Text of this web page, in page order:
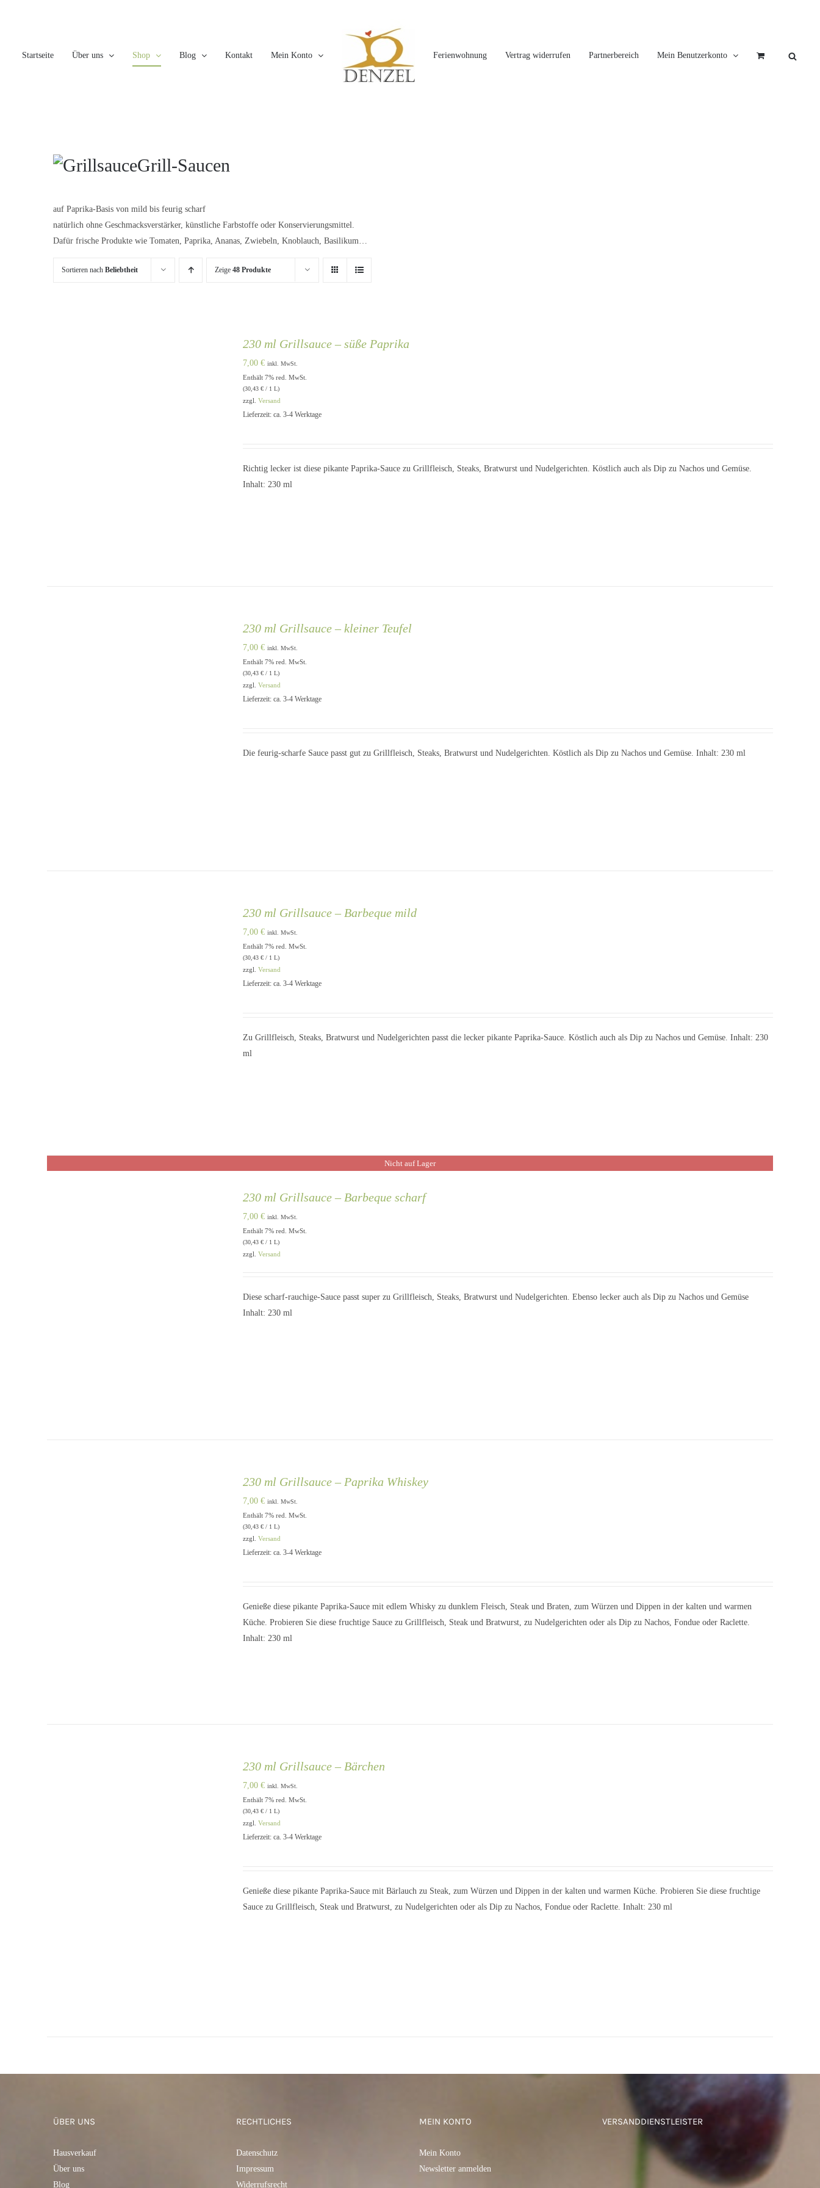
Startseite
Über uns Shop Blog Kontakt Mein Konto Ferienwohnung Vertrag widerrufen Partnerbereich Mein Benutzerkonto
Grill-Saucen
auf Paprika-Basis von mild bis feurig scharf
natürlich ohne Geschmacksverstärker, künstliche Farbstoffe oder Konservierungsmittel.
Dafür frische Produkte wie Tomaten, Paprika, Ananas, Zwiebeln, Knoblauch, Basilikum…
Sortieren nach Beliebtheit Zeige 48 Produkte
230 ml Grillsauce – süße Paprika
7,00€ inkl. MwSt.
Enthält 7% red. MwSt.
(30,43€ / 1 L)
zzgl.Versand
Lieferzeit: ca. 3-4 Werktage
Richtig lecker ist diese pikante Paprika-Sauce zu Grillfleisch, Steaks, Bratwurst und Nudelgerichten. Köstlich auch als Dip zu Nachos und Gemüse.
Inhalt: 230 ml
230 ml Grillsauce – kleiner Teufel
7,00€ inkl. MwSt.
Enthält 7% red. MwSt.
(30,43€ / 1 L)
zzgl.Versand
Lieferzeit: ca. 3-4 Werktage
Die feurig-scharfe Sauce passt gut zu Grillfleisch, Steaks, Bratwurst und Nudelgerichten. Köstlich als Dip zu Nachos und Gemüse. Inhalt: 230 ml
230 ml Grillsauce – Barbeque mild
7,00€ inkl. MwSt.
Enthält 7% red. MwSt.
(30,43€ / 1 L)
zzgl.Versand
Lieferzeit: ca. 3-4 Werktage
Zu Grillfleisch, Steaks, Bratwurst und Nudelgerichten passt die lecker pikante Paprika-Sauce. Köstlich auch als Dip zu Nachos und Gemüse. Inhalt: 230
ml
Nicht auf Lager
230 ml Grillsauce – Barbeque scharf
7,00€ inkl. MwSt.
Enthält 7% red. MwSt.
(30,43€ / 1 L)
zzgl.Versand
Diese scharf-rauchige-Sauce passt super zu Grillfleisch, Steaks, Bratwurst und Nudelgerichten. Ebenso lecker auch als Dip zu Nachos und Gemüse
Inhalt: 230 ml
230 ml Grillsauce – Paprika Whiskey
7,00€ inkl. MwSt.
Enthält 7% red. MwSt.
(30,43€ / 1 L)
zzgl.Versand
Lieferzeit: ca. 3-4 Werktage
Genieße diese pikante Paprika-Sauce mit edlem Whisky zu dunklem Fleisch, Steak und Braten, zum Würzen und Dippen in der kalten und warmen
Küche. Probieren Sie diese fruchtige Sauce zu Grillfleisch, Steak und Bratwurst, zu Nudelgerichten oder als Dip zu Nachos, Fondue oder Raclette.
Inhalt: 230 ml
IN DEN WARENKORB
230 ml Grillsauce – Bärchen
7,00€ inkl. MwSt.
Enthält 7% red. MwSt.
(30,43€ / 1 L)
zzgl.Versand
Lieferzeit: ca. 3-4 Werktage
Genieße diese pikante Paprika-Sauce mit Bärlauch zu Steak, zum Würzen und Dippen in der kalten und warmen Küche. Probieren Sie diese fruchtige
Sauce zu Grillfleisch, Steak und Bratwurst, zu Nudelgerichten oder als Dip zu Nachos, Fondue oder Raclette. Inhalt: 230 ml
ÜBER UNS
Hausverkauf
Über uns
Blog
RECHTLICHES
Datenschutz
Impressum
Widerrufsrecht
MEIN KONTO
Mein Konto
Newsletter anmelden
VERSANDDIENSTLEISTER